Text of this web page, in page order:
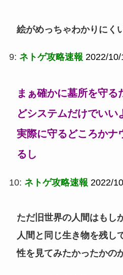
絵がめっちゃわかりにく
9: ネトゲ攻略速報 2022/
まぁ確かに墓所を守る
どシステムだけでいい
実際に守るどころかナ
るし
10: ネトゲ攻略速報 2022/
ただ旧世界の人間はもし
人間と同じ生き物を残し
性を見てみたかったかの